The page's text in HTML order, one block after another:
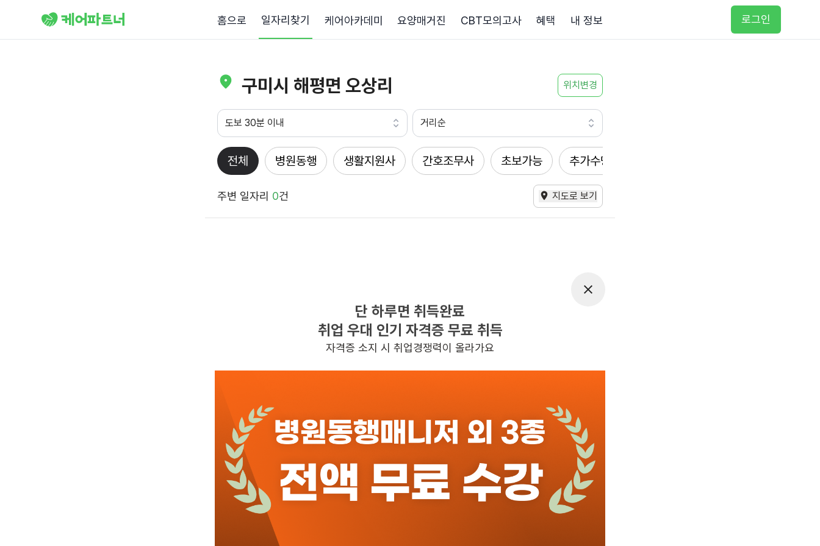
홈으로 일자리찾기 케어아카데미 요양매거진 CBT모의고사 혜택 내 정보 로그인
구미시 해평면 오상리 위치변경
도보 30분 이내 거리순
전체 병원동행 생활지원사 간호조무사 초보가능 추가수당
주변 일자리 0건 지도로 보기
찾으시는 조건의 일자리가 없습니다
더욱더 노력하는 케어파트너가 되겠습니다.
단 하루면 취득완료
취업 우대 인기 자격증 무료 취득
자격증 소지 시 취업경쟁력이 올라가요